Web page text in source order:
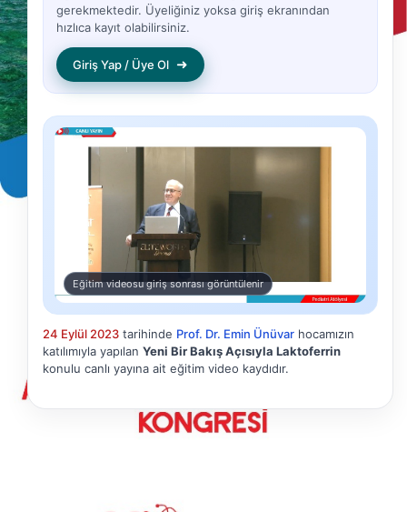
gerekmektedir. Üyeliğiniz yoksa giriş ekranından
hızlıca kayıt olabilirsiniz.
Giriş Yap / Üye Ol ➜
Eğitim videosu giriş sonrası görüntülenir
24 Eylül 2023 tarihinde Prof. Dr. Emin Ünüvar hocamızın
katılımıyla yapılan Yeni Bir Bakış Açısıyla Laktoferrin
konulu canlı yayına ait eğitim video kaydıdır.